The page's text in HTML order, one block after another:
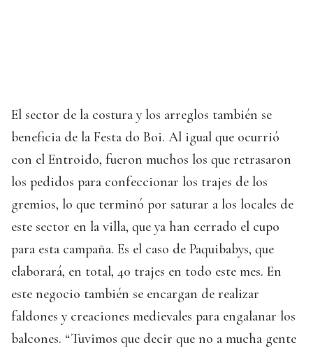
El sector de la costura y los arreglos también se
beneficia de la Festa do Boi. Al igual que ocurrió
con el Entroido, fueron muchos los que retrasaron
los pedidos para confeccionar los trajes de los
gremios, lo que terminó por saturar a los locales de
este sector en la villa, que ya han cerrado el cupo
para esta campaña. Es el caso de Paquibabys, que
elaborará, en total, 40 trajes en todo este mes. En
este negocio también se encargan de realizar
faldones y creaciones medievales para engalanar los
balcones. “Tuvimos que decir que no a mucha gente